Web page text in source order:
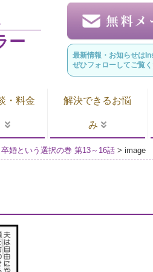
ー
最新情報・お知らせは
ぜひフォローしてご覧
・料金 解決できるお悩
み
婚という選択の巻 第13～16話 > image